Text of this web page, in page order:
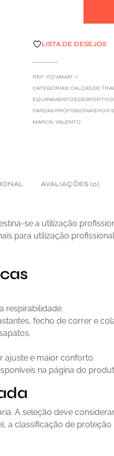
L
T
E
R
N
A
LISTA DE DESEJOS
REF:CQVAMAT-1
CATEGORIAS:CALÇAS DE
EQUIPAMENTOS
FARDAS PROFISSIONAIS POR
MARCA:VALENTO
AVALIAÇÕES (0)
se a utilização
para utilização
respirabilidade.
fecho de correr e
ajuste e maior conforto.
na página do
A seleção deve
a classificação de proteção